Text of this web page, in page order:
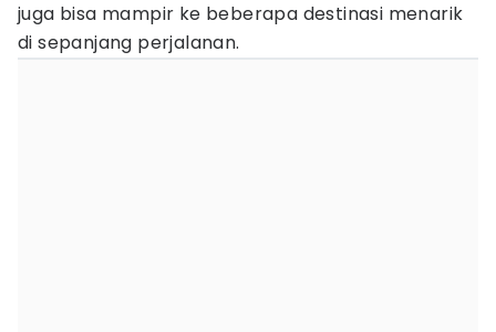
juga bisa mampir ke beberapa destinasi menarik
di sepanjang perjalanan.